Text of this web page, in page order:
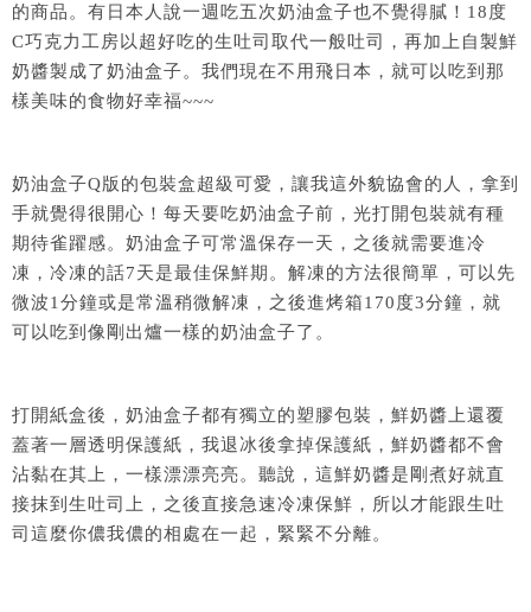
的商品。有日本人說一週吃五次奶油盒子也不覺得膩！18度
C巧克力工房以超好吃的生吐司取代一般吐司，再加上自製鮮
奶醬製成了奶油盒子。我們現在不用飛日本，就可以吃到那
樣美味的食物好幸福~~~
奶油盒子Q版的包裝盒超級可愛，讓我這外貌協會的人，拿到
手就覺得很開心！每天要吃奶油盒子前，光打開包裝就有種
期待雀躍感。奶油盒子可常溫保存一天，之後就需要進冷
凍，冷凍的話7天是最佳保鮮期。解凍的方法很簡單，可以先
微波1分鐘或是常溫稍微解凍，之後進烤箱170度3分鐘，就
可以吃到像剛出爐一樣的奶油盒子了。
打開紙盒後，奶油盒子都有獨立的塑膠包裝，鮮奶醬上還覆
蓋著一層透明保護紙，我退冰後拿掉保護紙，鮮奶醬都不會
沾黏在其上，一樣漂漂亮亮。聽說，這鮮奶醬是剛煮好就直
接抹到生吐司上，之後直接急速冷凍保鮮，所以才能跟生吐
司這麼你儂我儂的相處在一起，緊緊不分離。